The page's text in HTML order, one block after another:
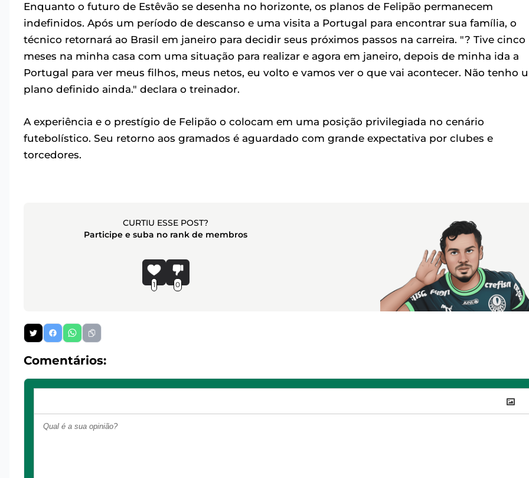
Enquanto o futuro de Estêvão se desenha no horizonte, os planos de Felipão permanecem
indefinidos. Após um período de descanso e uma visita a Portugal para encontrar sua família, o
técnico retornará ao Brasil em janeiro para decidir seus próximos passos na carreira. "? Tive cinco
meses na minha casa com uma situação para realizar e agora em janeiro, depois de minha ida a
Portugal para ver meus filhos, meus netos, eu volto e vamos ver o que vai acontecer. Não tenho
plano definido ainda." declara o treinador.
A experiência e o prestígio de Felipão o colocam em uma posição privilegiada no cenário
futebolístico. Seu retorno aos gramados é aguardado com grande expectativa por clubes e
torcedores.
CURTIU ESSE POST?
Participe e suba no rank de membros
1 0
Comentários: